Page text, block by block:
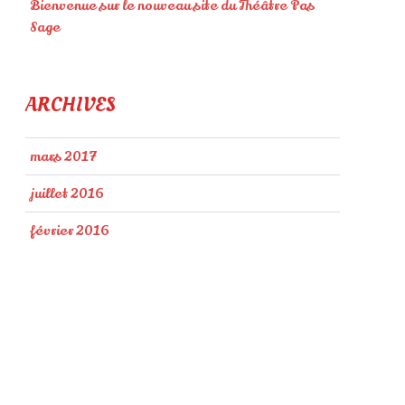
Bienvenue sur le nouveau site du Théâtre Pas
Sage
ARCHIVES
mars 2017
juillet 2016
février 2016